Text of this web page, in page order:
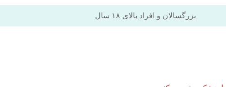
بزرگسالان و افراد بالای ۱۸ سال